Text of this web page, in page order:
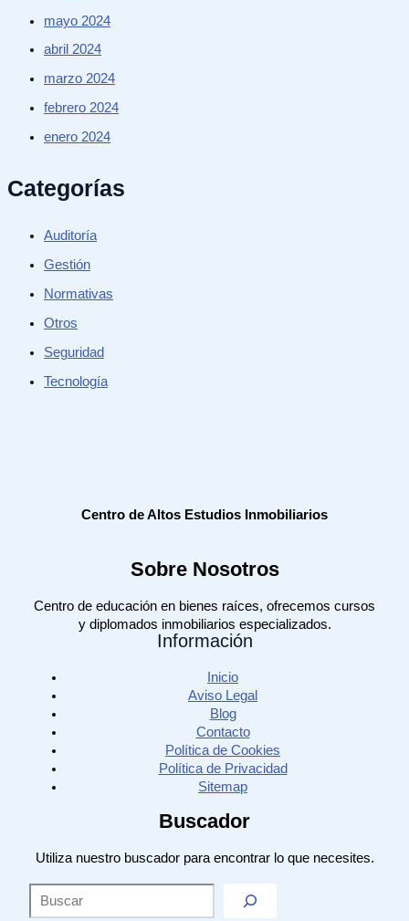
mayo 2024
abril 2024
marzo 2024
febrero 2024
enero 2024
Categorías
Auditoría
Gestión
Normativas
Otros
Seguridad
Tecnología
Centro de Altos Estudios Inmobiliarios
Sobre Nosotros
Centro de educación en bienes raíces, ofrecemos cursos
y diplomados inmobiliarios especializados.
Información
Inicio
Aviso Legal
Blog
Contacto
Política de Cookies
Política de Privacidad
Sitemap
Buscador
Utiliza nuestro buscador para encontrar lo que necesites.